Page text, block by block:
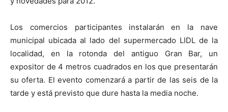
Los comercios participantes instalarán en la nave
municipal ubicada al lado del supermercado LIDL de la
localidad, en la rotonda del antiguo Gran Bar, un
expositor de 4 metros cuadrados en los que presentarán
su oferta. El evento comenzará a partir de las seis de la
tarde y está previsto que dure hasta la media noche.